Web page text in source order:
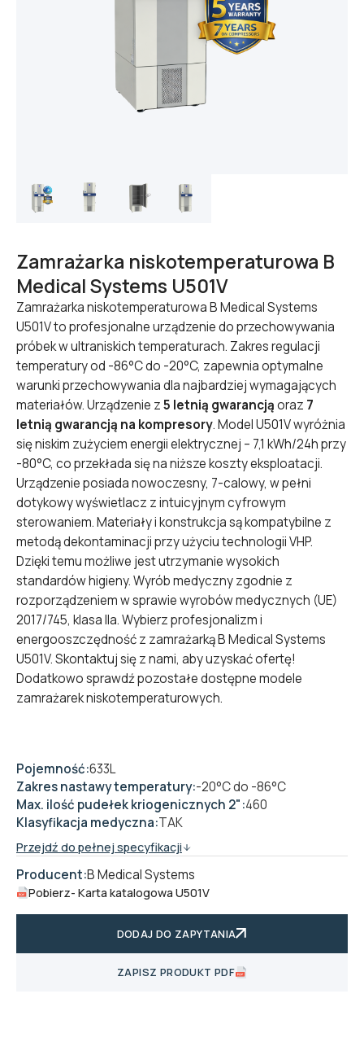
Zamrażarka niskotemperaturowa B
Medical Systems U501V
Zamrażarka niskotemperaturowa B Medical Systems
U501V to profesjonalne urządzenie do przechowywania
próbek w ultraniskich temperaturach. Zakres regulacji
temperatury od -86°C do -20°C, zapewnia optymalne
warunki przechowywania dla najbardziej wymagających
materiałów. Urządzenie z5 letnią gwarancjąoraz 7
letnią gwarancją na kompresory. Model U501V wyróżnia
się niskim zużyciem energii elektrycznej – 7,1 kWh/24h przy
-80°C, co przekłada się na niższe koszty eksploatacji.
Urządzenie posiada nowoczesny, 7-calowy, w pełni
dotykowy wyświetlacz z intuicyjnym cyfrowym
sterowaniem. Materiały i konstrukcja są kompatybilne z
metodą dekontaminacji przy użyciu technologii VHP.
Dzięki temu możliwe jest utrzymanie wysokich
standardów higieny. Wyrób medyczny zgodnie z
rozporządzeniem w sprawie wyrobów medycznych (UE)
2017/745, klasa IIa. Wybierz profesjonalizm i
energooszczędność z zamrażarką B Medical Systems
U501V. Skontaktuj się z nami, aby uzyskać ofertę!
Dodatkowo sprawdź pozostałe dostępne modele
zamrażarek niskotemperaturowych.
Pojemność:633L
Zakres nastawy temperatury:-20°C do -86°C
Max. ilość pudełek kriogenicznych 2":460
Klasyfikacja medyczna:TAK
Przejdź do pełnej specyfikacji
Producent:B Medical Systems
Pobierz- Karta katalogowa U501V
DODAJ DO ZAPYTANIA
ZAPISZ PRODUKT PDF